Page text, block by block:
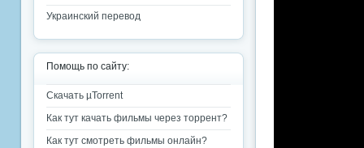
Украинский перевод
Помощь по сайту:
Скачать µTorrent
Как тут качать фильмы через торрент?
Как тут смотреть фильмы онлайн?